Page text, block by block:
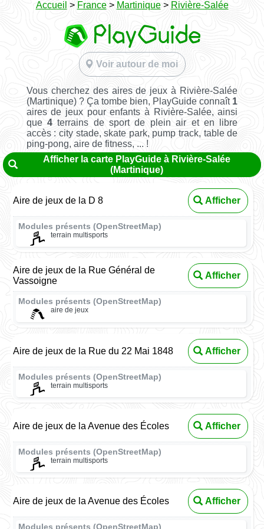
Accueil > France> Martinique> Rivière-Salée
Voir autour de moi
Vous cherchez des aires de jeux à Rivière-Salée
(Martinique) ? Ça tombe bien, PlayGuide connaît 1
aires de jeux pour enfants à Rivière-Salée, ainsi
que4 terrains de sport de plein air et en libre
accès : city stade, skate park, pump track, table de
ping-pong, aire de fitness, ... !
Afficher la carte PlayGuide à Rivière-Salée
(Martinique)
Aire de jeux de la D 8 Afficher
Modules présents (OpenStreetMap)
terrain multisports
Aire de jeux de la Rue Général de
Vassoigne
Afficher
Modules présents (OpenStreetMap)
aire de jeux
Aire de jeux de la Rue du 22 Mai 1848 Afficher
Modules présents (OpenStreetMap)
terrain multisports
Aire de jeux de la Avenue des Écoles Afficher
Modules présents (OpenStreetMap)
terrain multisports
Aire de jeux de la Avenue des Écoles Afficher
Modules présents (OpenStreetMap)